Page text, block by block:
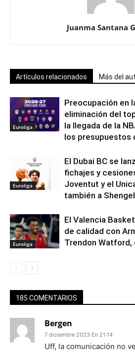
Juanma Santana
Artículos relacionados Más del
Euroliga
Preocupación en
eliminación del
la llegada de la
los presupuestos
Euroliga
El Dubai BC se
fichajes y
Joventut y el
también a
Euroliga
El Valencia
de calidad con
Trendon Watford,
185 COMENTARIOS
Bergen
7 diciembre 2023 En 21:14
Uff, la comunicación no